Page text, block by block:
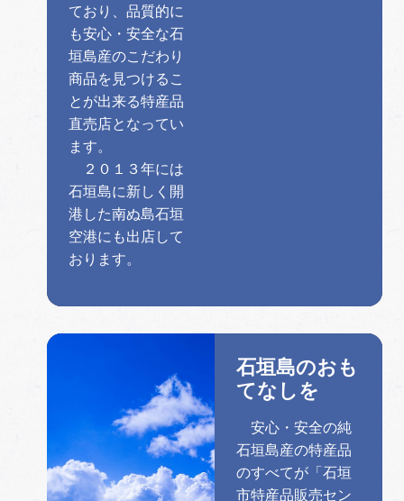
ており、品質的に
も安心・安全な石
垣島産のこだわり
商品を見つけるこ
とが出来る特産品
直売店となってい
ます。
２０１３年には
石垣島に新しく開
港した南ぬ島石垣
空港にも出店して
おります。
石垣島のおも
てなしを
安心・安全の純
石垣島産の特産品
のすべてが「石垣
市特産品販売セン